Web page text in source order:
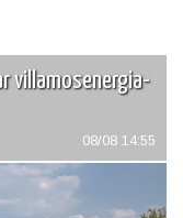
villamosenergia-
08/08 14:55